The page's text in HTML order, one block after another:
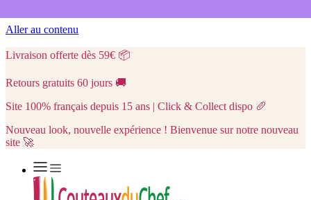
Aller au contenu
Livraison offerte dès 59€ 📦
Retours gratuits 60 jours 🚚
Site 100% français depuis 15 ans | Click & Collect dispo 🥖
Nouveau look, nouvelle expérience ! Bienvenue sur notre nouveau
site 🚀